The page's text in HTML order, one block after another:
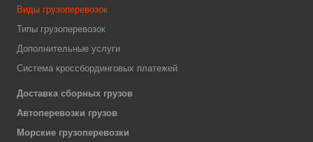
Виды грузоперевозок
Типы грузоперевозок
Дополнительные услуги
Система кроссбординговых платежей
Доставка сборных грузов
Автоперевозки грузов
Морские грузоперевозки